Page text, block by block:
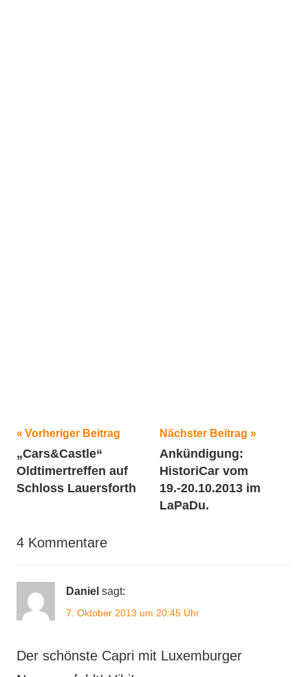
Schlagwörter:
2013,
Classic
Ford
Motorsport,
Beitragsnavigation
Vorheriger Beitrag
„Cars&Castle“
Oldtimertreffen auf
Schloss Lauersforth
Nächster Beitrag
Ankündigung:
HistoriCar vom
19.-20.10.2013 im
LaPaDu.
4 Kommentare
Daniel sagt:
7. Oktober 2013 um 20:45 Uhr
Der schönste Capri mit Luxemburger